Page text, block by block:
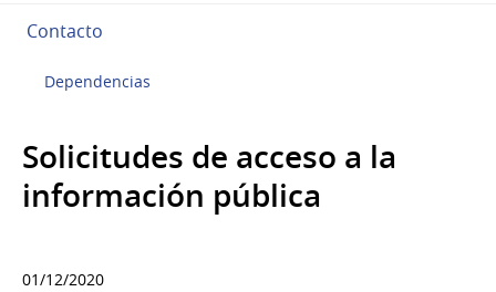
Contacto
Dependencias
Solicitudes de acceso a la
información pública
01/12/2020